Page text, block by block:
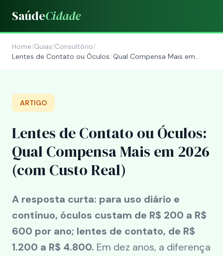
SaúdeCidade
Home/Guias/Consultório/
Lentes de Contato ou Óculos: Qual Compensa Mais em
ARTIGO
Lentes de Contato ou Óculos:
Qual Compensa Mais em 2026
(com Custo Real)
A resposta curta: para uso diário e
contínuo, óculos custam de R$ 200 a R$
600 por ano; lentes de contato, de R$
1.200 a R$ 4.800. Em dez anos, a diferença